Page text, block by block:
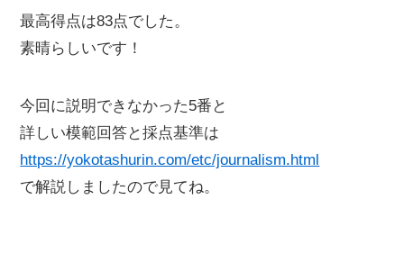
最高得点は83点でした。
素晴らしいです！
今回に説明できなかった5番と
詳しい模範回答と採点基準は
https://yokotashurin.com/etc/journalism.html
で解説しましたので見てね。